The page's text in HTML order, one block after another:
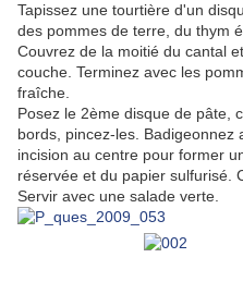
Tapissez une tourtière d'un
des pommes de terre, du thym
Couvrez de la moitié du cantal
couche. Terminez avec les
fraîche.
Posez le 2ème disque de pâte,
bords, pincez-les.
incision au centre pour former
réservée et du papier sulfurisé.
Servir avec une salade verte.